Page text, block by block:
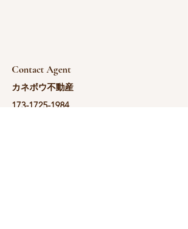
Contact Agent
カネボウ不動産
173-1725-1984